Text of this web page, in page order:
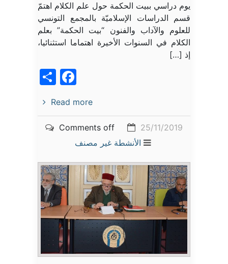
يوم دراسي ببيت الحكمة حول علم الكلام اهتمّ
قسم الدراسات الإسلاميّة بالمجمع التونسي
للعلوم والآداب والفنون “بيت الحكمة” بعلم
الكلام في السنوات الأخيرة اهتماما استثنائيا،
إذ […]
Read more
25/11/2019
Comments off
الأنشطة غير مصنف